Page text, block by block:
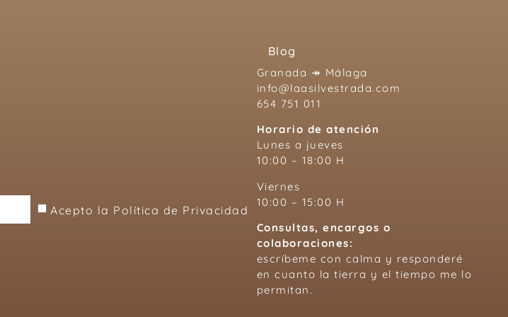
Acepto la Política de Privacidad
Blog
Granada ↠ Málaga
info@laasilvestrada.com
654 751 011
Horario de atención
Lunes a jueves
10:00 – 18:00 H
Viernes
10:00 – 15:00 H
Consultas, encargos o
colaboraciones:
escríbeme con calma y responderé
en cuanto la tierra y el tiempo me lo
permitan.